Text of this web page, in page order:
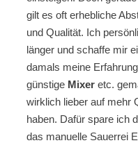
gilt es oft erhebliche
und Qualität. Ich
länger und schaffe mir
damals meine
günstige Mixer etc.
wirklich lieber auf mehr
haben. Dafür spare ich
das manuelle Sauerrei